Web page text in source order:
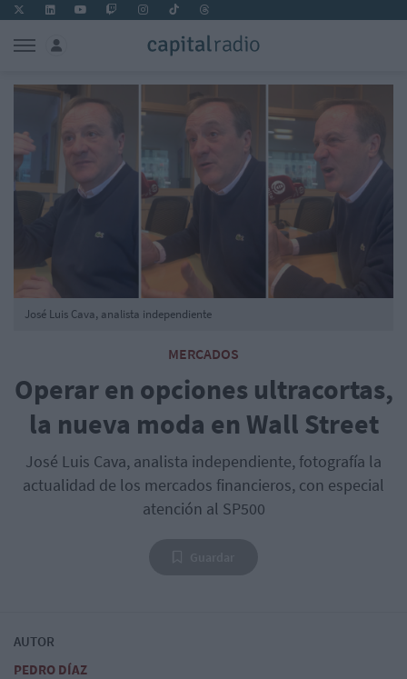
MERCADOS
Operar en opciones ultracortas,
la nueva moda en Wall Street
José Luis Cava, analista independiente, fotografía la
actualidad de los mercados financieros, con especial
atención al SP500
José Luis Cava, analista independiente
AUTOR
PEDRO DÍAZ